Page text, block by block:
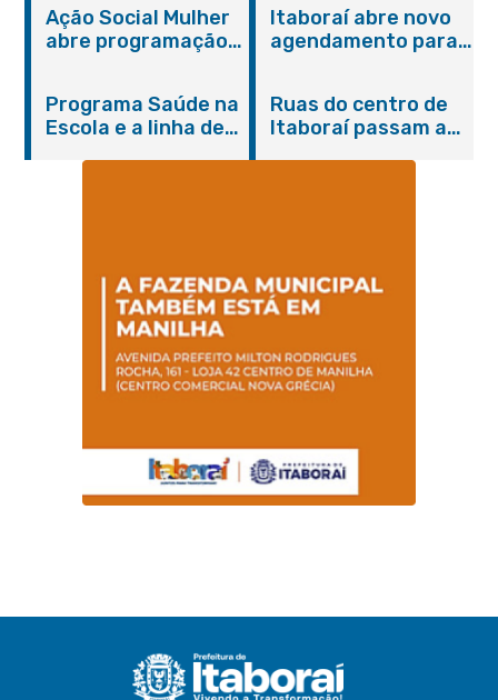
Ação Social Mulher
abre programação
serviços gratuitos e
orientações
Itaboraí abre novo
agendamento para
Programa Saúde na
Escola e a linha de
Magalhães Seabra
Ruas do centro de
Itaboraí passam a